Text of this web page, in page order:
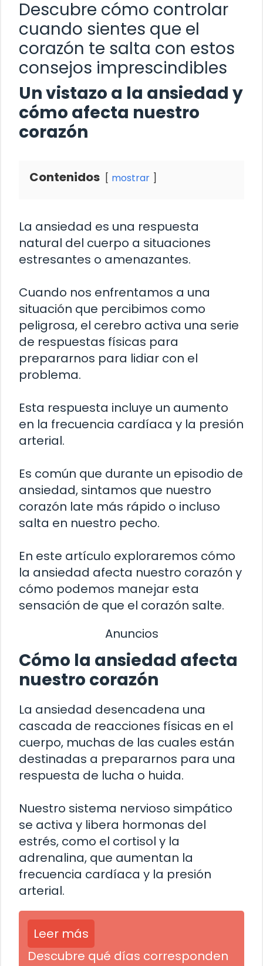
Descubre cómo controlar
cuando sientes que el
corazón te salta con estos
consejos imprescindibles
Un vistazo a la ansiedad y
cómo afecta nuestro
corazón
Contenidos mostrar
La ansiedad es una respuesta
natural del cuerpo a situaciones
estresantes o amenazantes.
Cuando nos enfrentamos a una
situación que percibimos como
peligrosa, el cerebro activa una serie
de respuestas físicas para
prepararnos para lidiar con el
problema.
Esta respuesta incluye un aumento
en la frecuencia cardíaca y la presión
arterial.
Es común que durante un episodio de
ansiedad, sintamos que nuestro
corazón late más rápido o incluso
salta en nuestro pecho.
En este artículo exploraremos cómo
la ansiedad afecta nuestro corazón y
cómo podemos manejar esta
sensación de que el corazón salte.
Anuncios
Cómo la ansiedad afecta
nuestro corazón
La ansiedad desencadena una
cascada de reacciones físicas en el
cuerpo, muchas de las cuales están
destinadas a prepararnos para una
respuesta de lucha o huida.
Nuestro sistema nervioso simpático
se activa y libera hormonas del
estrés, como el cortisol y la
adrenalina, que aumentan la
frecuencia cardíaca y la presión
arterial.
Leer más
Descubre qué días corresponden